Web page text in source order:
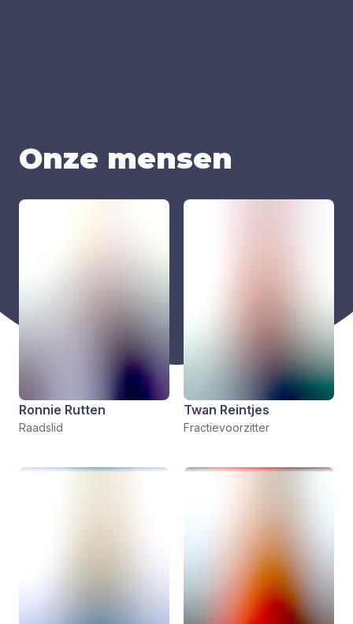
Onze men­sen
Ronnie Rutten
Raadslid
Twan Reintjes
Fractievoorzitter